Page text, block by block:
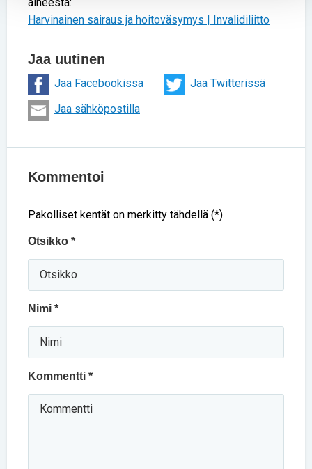
Harvinainen sairaus ja hoitoväsymys | Invalidiliitto
Jaa uutinen
Jaa Facebookissa
Jaa Twitterissä
Jaa sähköpostilla
Kommentoi
Pakolliset kentät on merkitty tähdellä (*).
Otsikko *
Nimi *
Kommentti *